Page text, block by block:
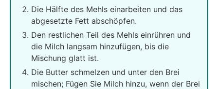
Die Hälfte des Mehls einarbeiten und das
abgesetzte Fett abschöpfen.
Den restlichen Teil des Mehls einrühren und
die Milch langsam hinzufügen, bis die
Mischung glatt ist.
Die Butter schmelzen und unter den Brei
mischen; Fügen Sie Milch hinzu, wenn der Brei